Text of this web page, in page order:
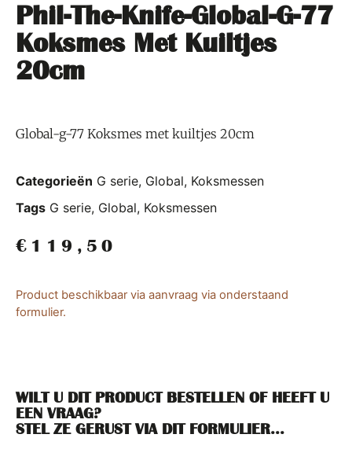
Phil-The-Knife-Global-G-77
Koksmes Met Kuiltjes
20cm
Global-g-77 Koksmes met kuiltjes 20cm
Categorieën G serie, Global, Koksmessen
Tags G serie, Global, Koksmessen
€ 119,50
Product beschikbaar via aanvraag via onderstaand
formulier.
WILT U DIT PRODUCT BESTELLEN OF HEEFT U
EEN VRAAG?
STEL ZE GERUST VIA DIT FORMULIER...